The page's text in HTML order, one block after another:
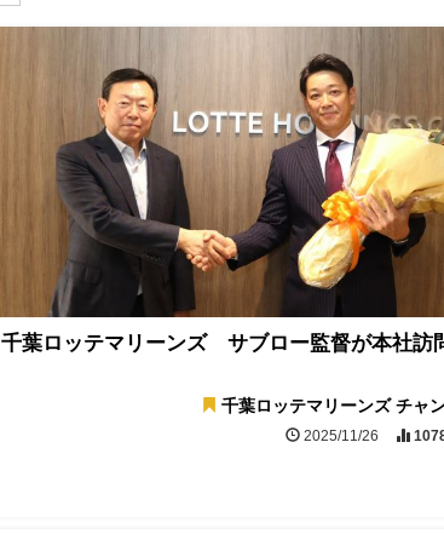
千葉ロッテマリーンズ サブロー監督が本社訪
千葉ロッテマリーンズ チャ
2025/11/26